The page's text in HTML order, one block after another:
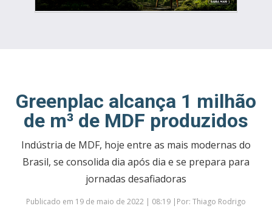
Greenplac alcança 1 milhão
de m³ de MDF produzidos
Indústria de MDF, hoje entre as mais modernas do
Brasil, se consolida dia após dia e se prepara para
jornadas desafiadoras
Publicado em 19 de maio de 2022 | 08:19 |Por: Thiago Rodrigo